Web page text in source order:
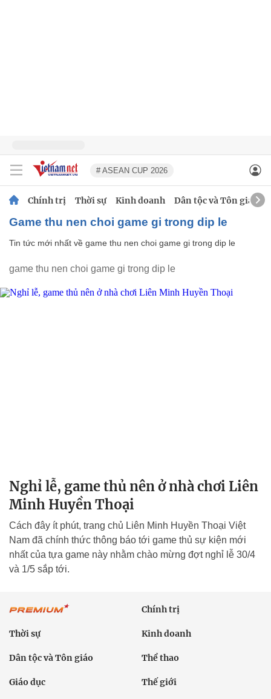
# ASEAN CUP 2026
Chính trị Thời sự Kinh doanh Dân tộc và Tôn giáo
game thu nen choi game gi trong dip le
Tin tức mới nhất về game thu nen choi game gi trong dip le
game thu nen choi game gi trong dip le
Nghỉ lễ, game thủ nên ở nhà chơi Liên
Minh Huyền Thoại
Cách đây ít phút, trang chủ Liên Minh Huyền Thoại Việt
Nam đã chính thức thông báo tới game thủ sự kiện mới
nhất của tựa game này nhằm chào mừng đợt nghỉ lễ 30/4
và 1/5 sắp tới.
Chính trị
Thời sự Kinh doanh
Dân tộc và Tôn giáo Thể thao
Giáo dục Thế giới